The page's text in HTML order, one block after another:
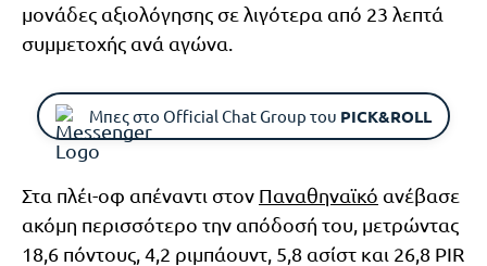
μονάδες αξιολόγησης σε λιγότερα από 23 λεπτά
συμμετοχής ανά αγώνα.
Μπες στο Official Chat Group του PICK&ROLL
Στα πλέι-οφ απέναντι στον Παναθηναϊκό ανέβασε
ακόμη περισσότερο την απόδοσή του, μετρώντας
18,6 πόντους, 4,2 ριμπάουντ, 5,8 ασίστ και 26,8 PIR